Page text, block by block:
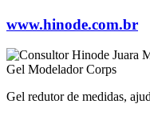
www.hinode.com.br
Gel Modelador Corps
Gel redutor de medidas,